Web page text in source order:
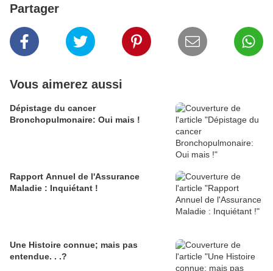
Partager
Vous aimerez aussi
Dépistage du cancer
Bronchopulmonaire: Oui mais !
Rapport Annuel de l'Assurance
Maladie : Inquiétant !
Une Histoire connue; mais pas
entendue. . .?